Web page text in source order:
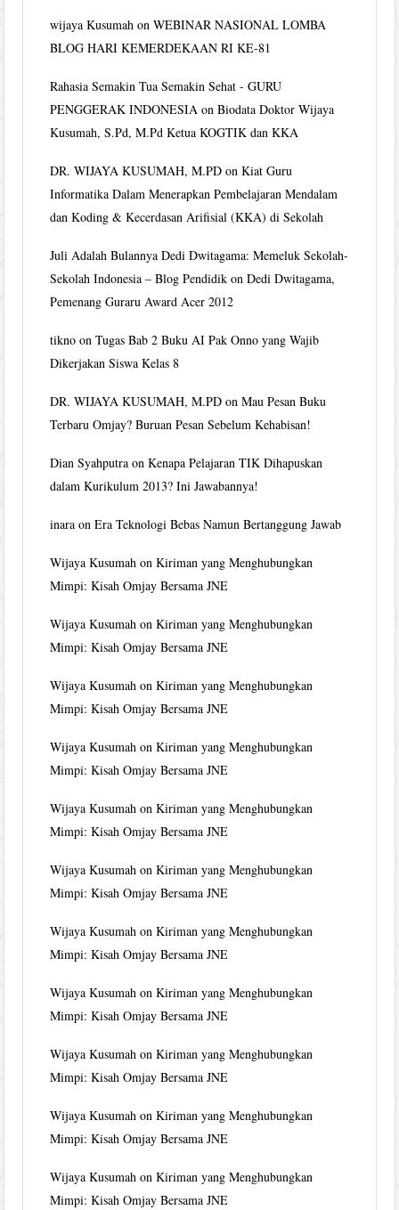
wijaya Kusumah onWEBINAR NASIONAL LOMBA
BLOG HARI KEMERDEKAAN RI KE-81
Rahasia Semakin Tua Semakin Sehat - GURU
PENGGERAK INDONESIA onBiodata Doktor Wijaya
Kusumah, S.Pd, M.Pd Ketua KOGTIK dan KKA
DR. WIJAYA KUSUMAH, M.PD onKiat Guru
Informatika Dalam Menerapkan Pembelajaran Mendalam
dan Koding & Kecerdasan Arifisial (KKA) di Sekolah
Juli Adalah Bulannya Dedi Dwitagama: Memeluk Sekolah-
Sekolah Indonesia – Blog Pendidik onDedi Dwitagama,
Pemenang Guraru Award Acer 2012
tikno onTugas Bab 2 Buku AI Pak Onno yang Wajib
Dikerjakan Siswa Kelas 8
DR. WIJAYA KUSUMAH, M.PD onMau Pesan Buku
Terbaru Omjay? Buruan Pesan Sebelum Kehabisan!
Dian Syahputra onKenapa Pelajaran TIK Dihapuskan
dalam Kurikulum 2013? Ini Jawabannya!
inara onEra Teknologi Bebas Namun Bertanggung Jawab
Wijaya Kusumah onKiriman yang Menghubungkan
Mimpi: Kisah Omjay Bersama JNE
Wijaya Kusumah onKiriman yang Menghubungkan
Mimpi: Kisah Omjay Bersama JNE
Wijaya Kusumah onKiriman yang Menghubungkan
Mimpi: Kisah Omjay Bersama JNE
Wijaya Kusumah onKiriman yang Menghubungkan
Mimpi: Kisah Omjay Bersama JNE
Wijaya Kusumah onKiriman yang Menghubungkan
Mimpi: Kisah Omjay Bersama JNE
Wijaya Kusumah onKiriman yang Menghubungkan
Mimpi: Kisah Omjay Bersama JNE
Wijaya Kusumah onKiriman yang Menghubungkan
Mimpi: Kisah Omjay Bersama JNE
Wijaya Kusumah onKiriman yang Menghubungkan
Mimpi: Kisah Omjay Bersama JNE
Wijaya Kusumah onKiriman yang Menghubungkan
Mimpi: Kisah Omjay Bersama JNE
Wijaya Kusumah onKiriman yang Menghubungkan
Mimpi: Kisah Omjay Bersama JNE
Wijaya Kusumah onKiriman yang Menghubungkan
Mimpi: Kisah Omjay Bersama JNE